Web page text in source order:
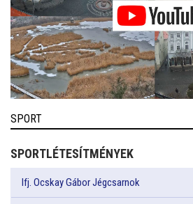
SPORT
SPORTLÉTESÍTMÉNYEK
Ifj. Ocskay Gábor Jégcsarnok